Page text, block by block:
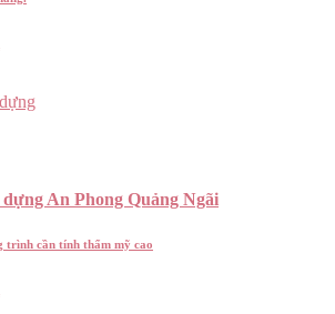
An Phong Quảng Ngãi
trình cần tính thẩm mỹ cao